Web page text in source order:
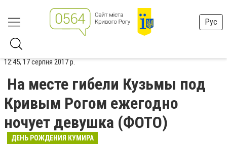
Рус
12:45, 17 серпня 2017 р.
На месте гибели Кузьмы под
Кривым Рогом ежегодно
ночует девушка (ФОТО)
ДЕНЬ РОЖДЕНИЯ КУМИРА